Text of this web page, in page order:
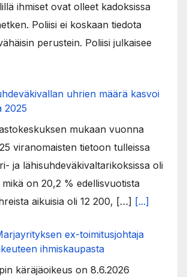
ihmiset ovat olleet kadoksissa
Poliisi ei koskaan tiedota
perustein. Poliisi julkaisee
uhrien määrä kasvoi
2025
mukaan vuonna
viranomaisten tietoon tulleissa
ja lähisuhdeväkivaltarikoksissa oli
on 20,2 % edellisvuotista
aikuisia oli 12 200, […] [...]
ex-toimitusjohtaja
ihmiskaupasta
käräjäoikeus on 8.6.2026